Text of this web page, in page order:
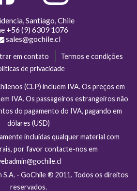
Santiago, Chile
+56 (9) 6309 1076
sales@gochile.cl
em contato
Termos e condições
de privacidade
(CLP) incluem IVA. Os preços em
IVA. Os passageiros estrangeiros não
do pagamento do IVA, pagando em
dólares (USD)
incluídas qualquer material com
por favor contacte-nos em
- GoChile ® 2011. Todos os direitos
reservados.